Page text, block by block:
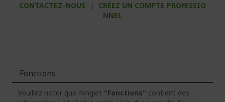
CONTACTEZ-NOUS |
CRÉEZ UN COMPTE PROFESSIO
NNEL
Fonctions
Veuillez noter que l'onglet "Fonctions" contient des